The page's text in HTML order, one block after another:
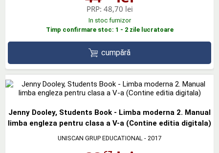
PRP: 48,70 lei
In stoc furnizor
Timp confirmare stoc: 1 - 2 zile lucratoare
cumpără
Jenny Dooley, Students Book - Limba moderna 2. Manual
limba engleza pentru clasa a V-a (Contine editia digitala)
UNISCAN GRUP EDUCATIONAL - 2017